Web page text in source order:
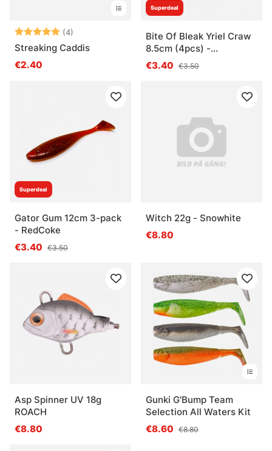
Bewertung:(4)
5.0 von 5 Sternen
Streaking Caddis
€2.40
Superdeal
Bite Of Bleak Yriel Craw
8.5cm (4pcs) -
Watermelon Red
€3.40 €3.50
Superdeal
Gator Gum 12cm 3-pack
- RedCoke
€3.40 €3.50
Witch 22g - Snowhite
€8.80
Asp Spinner UV 18g
ROACH
€8.80
Gunki G'Bump Team
Selection All Waters Kit
€8.60 €8.80